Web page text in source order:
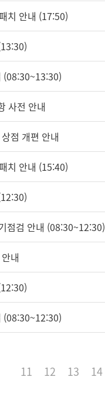
치 안내 (17:50)
(08:30~13:30)
사전 안내
점 개편 안내
치 안내 (15:40)
점검 안내 (08:30~12:30)
내
(08:30~12:30)
11 12 13 14